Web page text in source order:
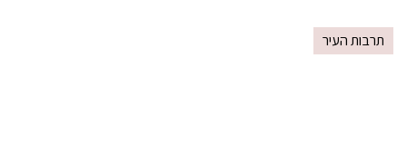
תרבות העיר